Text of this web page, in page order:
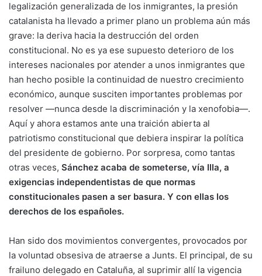
legalización generalizada de los inmigrantes, la presión
catalanista ha llevado a primer plano un problema aún más
grave: la deriva hacia la destrucción del orden
constitucional. No es ya ese supuesto deterioro de los
intereses nacionales por atender a unos inmigrantes que
han hecho posible la continuidad de nuestro crecimiento
económico, aunque susciten importantes problemas por
resolver —nunca desde la discriminación y la xenofobia—.
Aquí y ahora estamos ante una traición abierta al
patriotismo constitucional que debiera inspirar la política
del presidente de gobierno. Por sorpresa, como tantas
otras veces, Sánchez acaba de someterse, vía Illa, a
exigencias independentistas de que normas
constitucionales pasen a ser basura. Y con ellas los
derechos de los españoles.
Han sido dos movimientos convergentes, provocados por
la voluntad obsesiva de atraerse a Junts. El principal, de su
frailuno delegado en Cataluña, al suprimir allí la vigencia